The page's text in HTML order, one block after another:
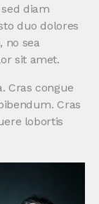
diam
duo dolores
no sea
sit amet.
Cras congue
Cras
lobortis